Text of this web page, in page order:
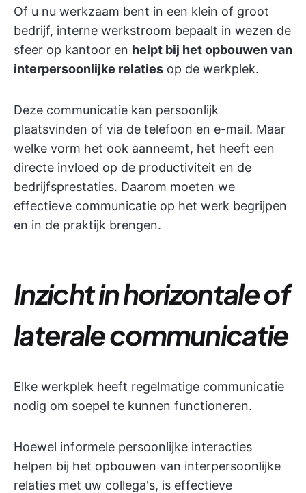
Of u nu werkzaam bent in een klein of groot
bedrijf, interne werkstroom bepaalt in wezen de
sfeer op kantoor en helpt bij het opbouwen van
interpersoonlijke relaties op de werkplek.
Deze communicatie kan persoonlijk
plaatsvinden of via de telefoon en e-mail. Maar
welke vorm het ook aanneemt, het heeft een
directe invloed op de productiviteit en de
bedrijfsprestaties. Daarom moeten we
effectieve communicatie op het werk begrijpen
en in de praktijk brengen.
Inzicht in horizontale of
laterale communicatie
Elke werkplek heeft regelmatige communicatie
nodig om soepel te kunnen functioneren.
Hoewel informele persoonlijke interacties
helpen bij het opbouwen van interpersoonlijke
relaties met uw collega's, is effectieve